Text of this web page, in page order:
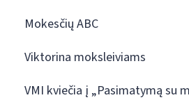
Mokesčių ABC
Viktorina moksleiviams
VMI kviečia į „Pasimatymą su